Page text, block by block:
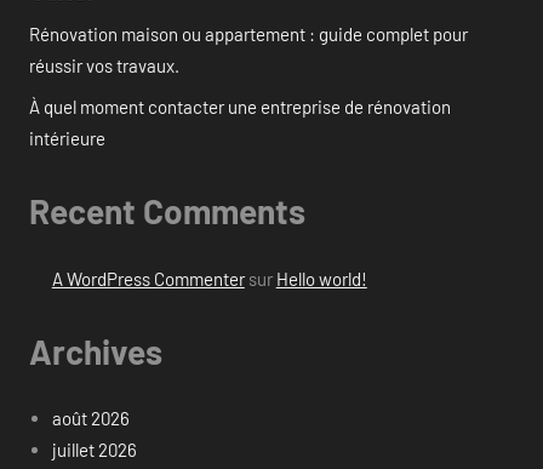
Rénovation maison ou appartement : guide complet pour
réussir vos travaux.
À quel moment contacter une entreprise de rénovation
intérieure
Recent Comments
A WordPress Commentersur Hello world!
Archives
août 2026
juillet 2026